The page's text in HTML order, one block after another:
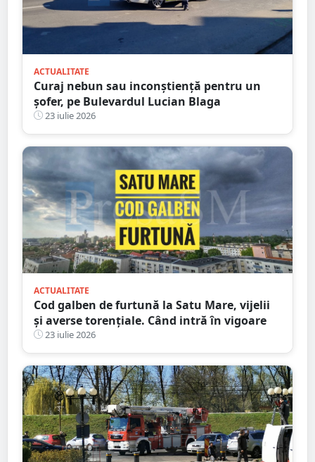
ACTUALITATE
Curaj nebun sau inconștiență pentru un
șofer, pe Bulevardul Lucian Blaga
23 iulie 2026
ACTUALITATE
Cod galben de furtună la Satu Mare, vijelii
și averse torențiale. Când intră în vigoare
23 iulie 2026